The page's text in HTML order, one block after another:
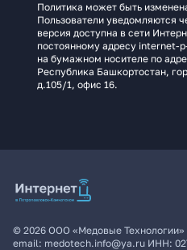
Политика может быть
Пользователи уведомляются
версия доступна в сети
постоянному адресу internet-
на бумажном носителе по
Республика Башкортостан,
д.105/1, офис 16.
© 2026 ООО «Медовые Технологии»
email: medotech.info@ya.ru ИНН: